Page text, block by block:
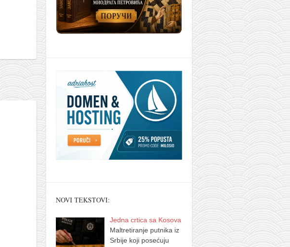
NOVI TEKSTOVI:
Jedna crtica sa Kosova
Maltretiranje putnika iz
Srbije koji posećuju